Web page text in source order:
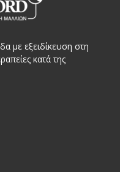
με εξειδίκευση στη
κατά της